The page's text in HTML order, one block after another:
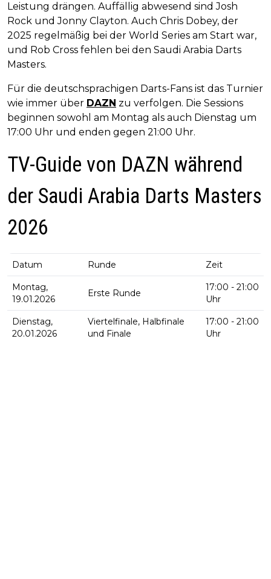
Leistung drängen. Auffällig abwesend sind Josh
Rock und Jonny Clayton. Auch Chris Dobey, der
2025 regelmäßig bei der World Series am Start war,
und Rob Cross fehlen bei den Saudi Arabia Darts
Masters.
Für die deutschsprachigen Darts-Fans ist das Turnier
wie immer über DAZN zu verfolgen. Die Sessions
beginnen sowohl am Montag als auch Dienstag um
17:00 Uhr und enden gegen 21:00 Uhr.
TV-Guide von DAZN während
der Saudi Arabia Darts Masters
2026
Datum Runde Zeit
Montag,
19.01.2026
Erste Runde
17:00 - 21:00
Uhr
Dienstag,
20.01.2026
Viertelfinale, Halbfinale
und Finale
17:00 - 21:00
Uhr